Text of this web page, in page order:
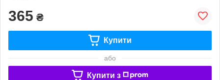
365 ₴
Купити
або
Купити з